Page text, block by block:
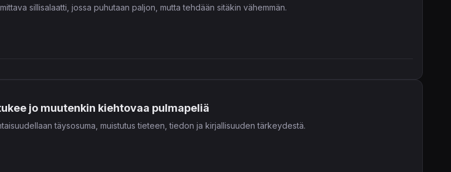
sillisalaatti, jossa puhutaan paljon, mutta tehdään sitäkin vähemmän.
jo muutenkin kiehtovaa pulmapeliä
täysosuma, muistutus tieteen, tiedon ja kirjallisuuden tärkeydestä.